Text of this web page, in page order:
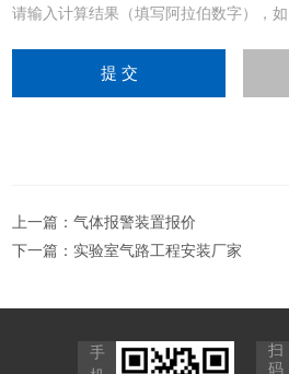
请输入计算结果（填写阿拉伯数字），
上一篇：气体报警装置报价
下一篇： 实验室气路工程安装厂家
手
扫
码